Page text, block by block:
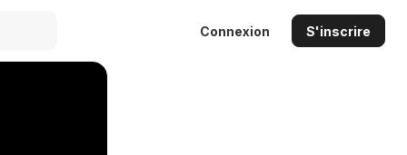
Connexion S'inscrire